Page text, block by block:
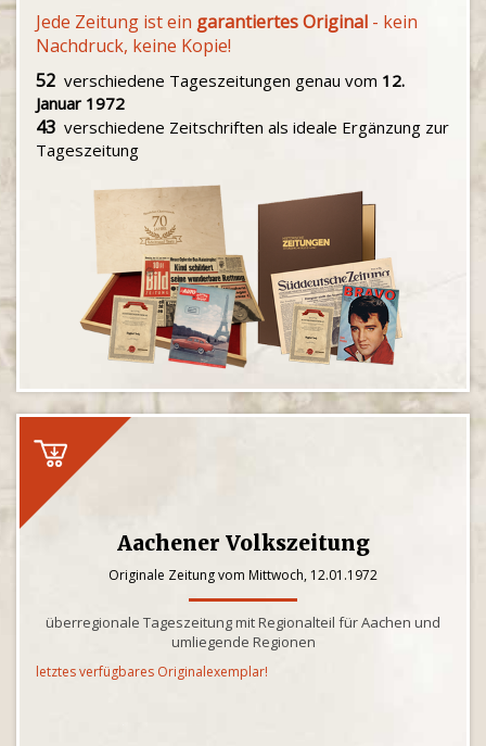
Jede Zeitung ist ein garantiertes Original - kein
Nachdruck, keine Kopie!
52 verschiedene Tageszeitungen genau vom 12.
Januar 1972
43 verschiedene Zeitschriften als ideale Ergänzung zur
Tageszeitung
Aachener Volkszeitung
Originale Zeitung vom Mittwoch, 12.01.1972
überregionale Tageszeitung mit Regionalteil für Aachen und
umliegende Regionen
letztes verfügbares Originalexemplar!